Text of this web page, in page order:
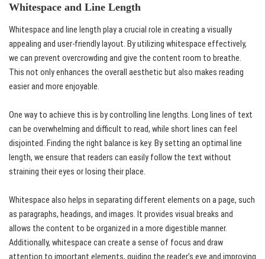
Whitespace and Line Length
Whitespace and line length play a crucial role in creating a visually
appealing and user-friendly layout. By utilizing whitespace effectively,
we can prevent overcrowding and give the content room to breathe.
This not only enhances the overall aesthetic but also makes reading
easier and more enjoyable.
One way to achieve this is by controlling line lengths. Long lines of text
can be overwhelming and difficult to read, while short lines can feel
disjointed. Finding the right balance is key. By setting an optimal line
length, we ensure that readers can easily follow the text without
straining their eyes or losing their place.
Whitespace also helps in separating different elements on a page, such
as paragraphs, headings, and images. It provides visual breaks and
allows the content to be organized in a more digestible manner.
Additionally, whitespace can create a sense of focus and draw